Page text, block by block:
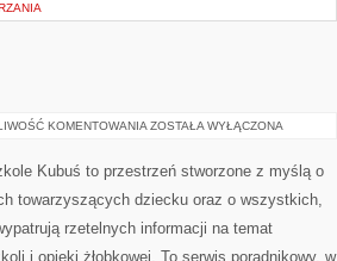
KOMENTOWANIA ZDROWIE
ZOSTAŁA WYŁĄCZONA
Kubuś to przestrzeń stworzone z myślą o
towarzyszących dziecku oraz o wszystkich,
rzetelnych informacji na temat
i opieki żłobkowej. To serwis poradnikowy, w